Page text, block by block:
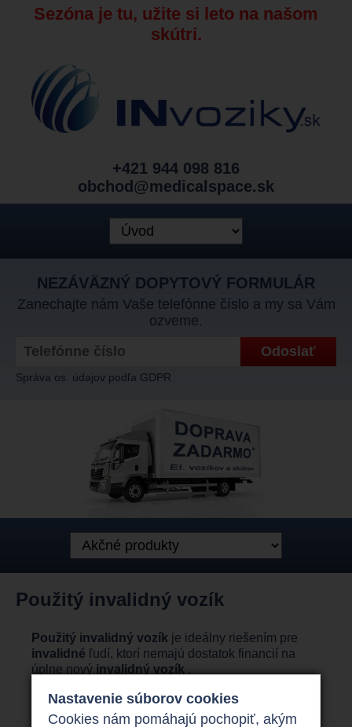
Sezóna je tu, užite si leto na našom
skútri.
+421 944 098 816
obchod@medicalspace.sk
NEZÁVÄZNÝ DOPYTOVÝ FORMULÁR
Zanechajte nám Vaše telefónne číslo a my sa Vám
ozveme.
Správa os. údajov podľa GDPR
Použitý invalidný vozík
Použitý invalidný vozík je ideálny riešením pre
invalidné ľudí, ktorí nemajú dostatok financií na
úplne nový invalidný vozík .
Máte záujem opoužitý invalidný vozík
za výhodné ceny ? Neváhajte a obráťte sa na
Nastavenie súborov cookies
Cookies nám pomáhajú pochopiť, akým